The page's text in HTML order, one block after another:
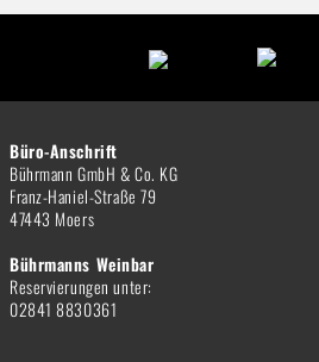
Büro-Anschrift
Bührmann GmbH & Co. KG
Franz-Haniel-Straße 79
47443 Moers
Bührmanns Weinbar
Reservierungen unter:
02841 8830361